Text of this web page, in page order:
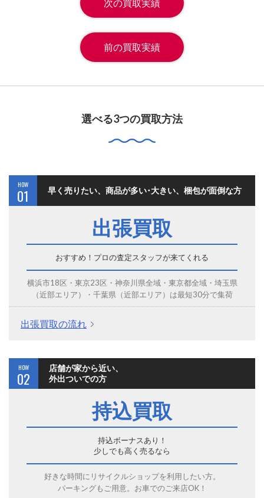
次の買取実績
前の買取実績
選べる3つの買取方法
HOW
01 早く売りたい、商品が多い･大きい、梱包が面倒な方
出張買取
おすすめ！プロの査定スタッフが来てくれる
横浜市18区・東京23区・神奈川県全域・東京都全域・埼玉県
（近部エリア）・千葉県（近部エリア）は最短30分で集荷
出張買取の流れ
HOW
02
店舗が家から近い、
外出ついでの方
持込買取
持込ボーナスあり！
少しでも高く売るなら
好きな時間にリサイクルショップを利用したい方。
パーキングもご用意。お車でのご来店OK！